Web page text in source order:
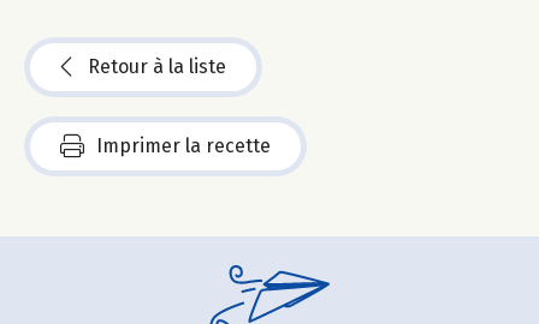
Retour à la liste
Imprimer la recette